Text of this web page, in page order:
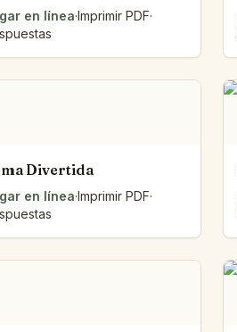
en línea·Imprimir PDF·
Divertida
en línea·Imprimir PDF·